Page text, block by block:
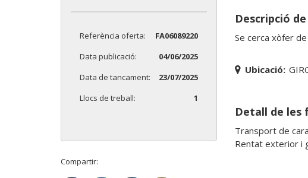
Referència oferta:
FA06089220
Data publicació:
04/06/2025
Data de tancament:
23/07/2025
Llocs de treball:
1
Compartir:
Descripció
Se cerca xòfer
Ubicació:
Detall de les
Transport de
Rentat exterior i